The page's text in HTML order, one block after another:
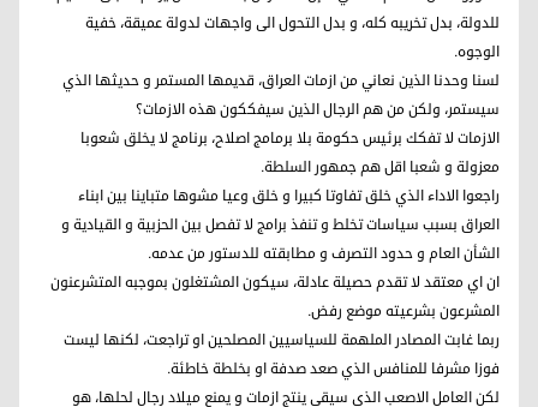
للدولة، بدل تخريبه كله، و بدل التحول الى واجهات لدولة عميقة، خفية
الوجوه.
لسنا وحدنا الذين نعاني من ازمات العراق، قديمها المستمر و حديثها الذي
سيستمر، ولكن من هم الرجال الذين سيفككون هذه الازمات؟
الازمات لا تفكك برئيس حكومة بلا برمامج اصلاح، برنامج لا يخلق شعوبا
معزولة و شعبا اقل هم جمهور السلطة.
راجعوا الاداء الذي خلق تفاوتا كبيرا و خلق وعيا مشوها متباينا بين ابناء
العراق بسبب سياسات تخلط و تنفذ برامج لا تفصل بين الحزبية و القيادية و
الشأن العام و حدود التصرف و مطابقته للدستور من عدمه.
ان اي معتقد لا تقدم حصيلة عادلة، سيكون المشتغلون بموجبه المتشرعنون
المشرعون بشرعيته موضع رفض.
ربما غابت المصادر الملهمة للسياسيين المصلحين او تراجعت، لكنها ليست
فوزا مشرفا للمنافس الذي صعد صدفة او بخلطة خاطئة.
لكن العامل الاصعب الذي سيقى ينتج ازمات و يمنع ميلاد رجال لحلها، هو